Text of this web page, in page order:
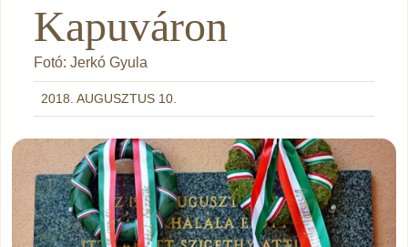
Kapuváron
Fotó: Jerkó Gyula
2018. AUGUSZTUS 10.